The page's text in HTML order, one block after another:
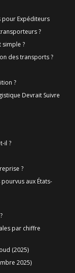
pour Expéditeurs
?
?
des transports ?
?
Devrait Suivre
il ?
?
aux États-
par chiffre
(2025)
2025)